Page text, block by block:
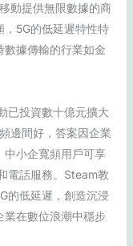
動提供無限數據的商
5G的低延遲特性特
數據傳輸的行業如金
已投資數十億元擴大
邊間好，答案因企業
中小企寬頻用戶可享
電話服務。Steam教
的低延遲，創造沉浸
業在數位浪潮中穩步